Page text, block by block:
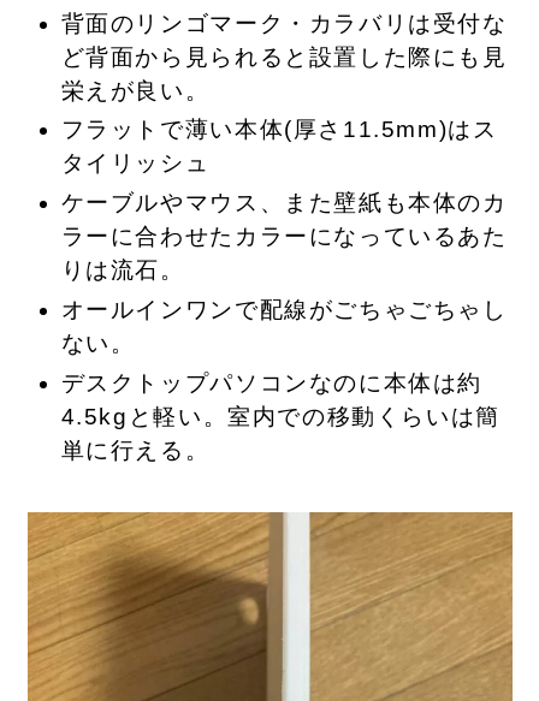
背面のリンゴマーク・カラバリは受付な
ど背面から見られると設置した際にも見
栄えが良い。
フラットで薄い本体(厚さ11.5mm)はス
タイリッシュ
ケーブルやマウス、また壁紙も本体のカ
ラーに合わせたカラーになっているあた
りは流石。
オールインワンで配線がごちゃごちゃし
ない。
デスクトップパソコンなのに本体は約
4.5kgと軽い。室内での移動くらいは簡
単に行える。